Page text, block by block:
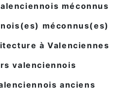
méconnus
méconnus(es)
à Valenciennes
valenciennois
anciens